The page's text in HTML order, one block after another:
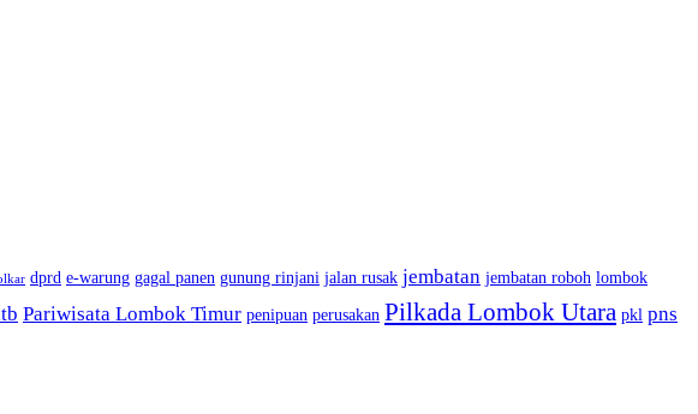
dprd e-warung gagal panen gunung rinjani jalan rusak jembatan jembatan roboh lombok
Pariwisata Lombok Timur penipuan perusakan Pilkada Lombok Utara pkl pns